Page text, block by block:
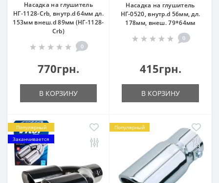
Насадка на глушитель
НГ-1128-Crb, внутр.d 64мм дл.
153мм внеш.d 89мм (НГ-1128-
Crb)
0
770грн.
В КОРЗИНУ
Насадка на глушитель
НГ-0520, внутр.d 56мм, дл.
178мм, внеш. 79*64мм
0
415грн.
В КОРЗИНУ
Популярный
Заканчивается
Популярный